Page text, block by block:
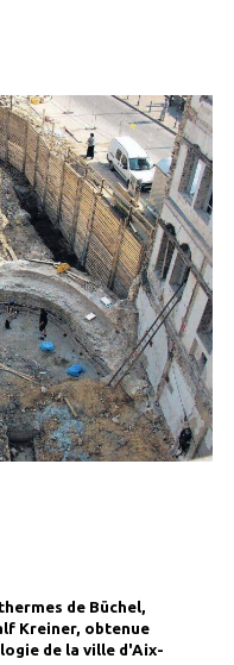
de Büchel,
Kreiner, obtenue
de la ville d'Aix-